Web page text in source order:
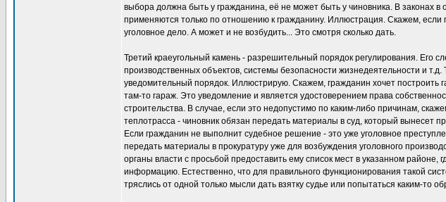
выбора должна быть у гражданина, её не может быть у чиновника. В законах
применяются только по отношению к гражданину. Иллюстрация. Скажем,
уголовное дело. А может и не возбудить... Это смотря сколько дать.
Третий краеугольный камень - разрешительный порядок регулирования. Его
производственных объектов, системы безопасности жизнедеятельности и
уведомительный порядок. Иллюстрирую. Скажем, гражданин хочет
там-то гараж. Это уведомление и является удостоверением права
строительства. В случае, если это недопустимо по каким-либо причинам,
теплотрасса - чиновник обязан передать материалы в суд, который вынесет
Если гражданин не выполнит судебное решение - это уже уголовное
передать материалы в прокуратуру уже для возбуждения уголовного
органы власти с просьбой предоставить ему список мест в указанном
информацию. Естественно, что для правильного функционирования такой
тряслись от одной только мысли дать взятку судье или попытаться каким-то